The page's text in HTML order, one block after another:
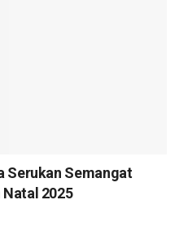
Serukan Semangat
Natal 2025